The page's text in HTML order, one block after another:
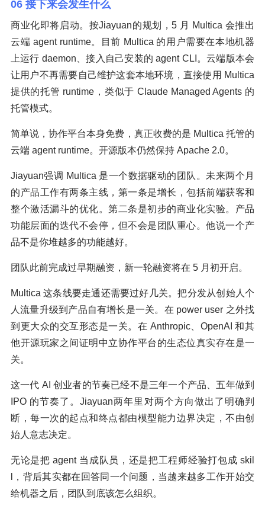
06 接下来会发生什么
商业化即将启动。按Jiayuan的规划，5 月 Multica 会推出
云端 agent runtime。目前 Multica 的用户需要在本地机器
上运行 daemon、接入自己安装的 agent CLI。云端版本会
让用户不再需要自己维护这套本地环境，直接使用 Multica
提供的托管 runtime，类似于 Claude Managed Agents 的
托管模式。
简单说，协作平台本身免费，真正收费的是 Multica 托管的
云端 agent runtime。开源版本仍然保持 Apache 2.0。
Jiayuan强调 Multica 是一个数据驱动的团队。未来两个月
的产品工作有两条主线，第一条是增长，包括前端获客和
整个激活漏斗的优化。第二条是初步的商业化实验。产品
功能层面的迭代不会停，但不会是团队重心。他说一个产
品不是你堆越多的功能越好。
团队此前完成过早期融资，新一轮融资将在 5 月初开启。
Multica 这条线要走通还需要过好几关。把分发从创始人个
人流量升级到产品自有增长是一关。在 power user 之外找
到更大众的交互形态是一关。在 Anthropic、OpenAI 和其
他开源玩家之间证明中立协作平台的生态位真实存在是一
关。
这一代 AI 创业者的节奏已经不是三年一个产品、五年做到
IPO 的节奏了。Jiayuan两年里对两个方向做出了明确判
断，每一次的起点和终点都由模型能力边界决定，不由创
始人意志决定。
无论是把 agent 当成队员，还是把工程师经验打包成 skil
l，背后其实都在回答同一个问题，当越来越多工作开始交
给机器之后，团队到底该怎么组织。